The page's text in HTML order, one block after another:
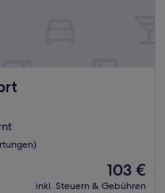
Der
Preis
103 €
inkl. Steuern & Gebühren